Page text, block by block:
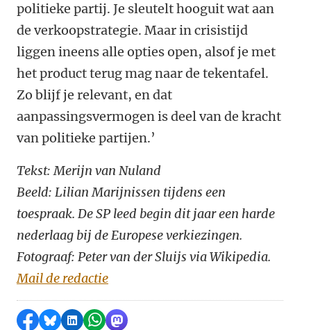
politieke partij. Je sleutelt hooguit wat aan
de verkoopstrategie. Maar in crisistijd
liggen ineens alle opties open, alsof je met
het product terug mag naar de tekentafel.
Zo blijf je relevant, en dat
aanpassingsvermogen is deel van de kracht
van politieke partijen.’
Tekst: Merijn van Nuland
Beeld: Lilian Marijnissen tijdens een
toespraak. De SP leed begin dit jaar een harde
nederlaag bij de Europese verkiezingen.
Fotograaf: Peter van der Sluijs via Wikipedia.
Mail de redactie
Delen op Facebook
Delen via Bluesky
Delen op LinkedIn
Delen via WhatsApp
Delen via Mastodon